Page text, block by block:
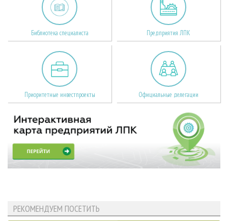
Библиотека специалиста Предприятия ЛПК
Приоритетные инвестпроекты Официальные делегации
РЕКОМЕНДУЕМ ПОСЕТИТЬ